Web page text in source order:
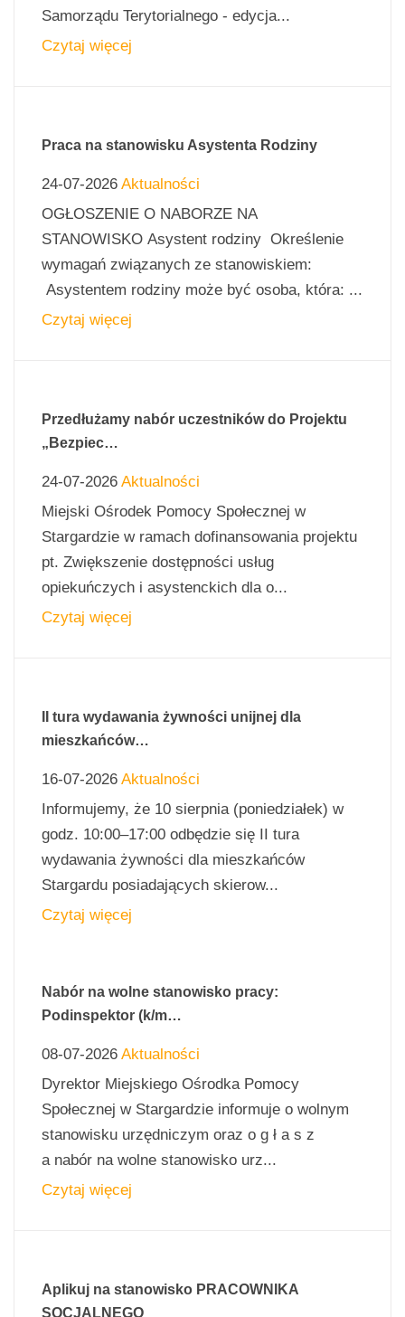
Samorządu Terytorialnego - edycja...
Czytaj więcej
Praca na stanowisku Asystenta Rodziny
24-07-2026 Aktualności
OGŁOSZENIE O NABORZE NA
STANOWISKO Asystent rodziny Określenie
wymagań związanych ze stanowiskiem:
Asystentem rodziny może być osoba, która: ...
Czytaj więcej
Przedłużamy nabór uczestników do Projektu
„Bezpiec…
24-07-2026 Aktualności
Miejski Ośrodek Pomocy Społecznej w
Stargardzie w ramach dofinansowania projektu
pt. Zwiększenie dostępności usług
opiekuńczych i asystenckich dla o...
Czytaj więcej
II tura wydawania żywności unijnej dla
mieszkańców…
16-07-2026 Aktualności
Informujemy, że 10 sierpnia (poniedziałek) w
godz. 10:00–17:00 odbędzie się II tura
wydawania żywności dla mieszkańców
Stargardu posiadających skierow...
Czytaj więcej
Nabór na wolne stanowisko pracy:
Podinspektor (k/m…
08-07-2026 Aktualności
Dyrektor Miejskiego Ośrodka Pomocy
Społecznej w Stargardzie informuje o wolnym
stanowisku urzędniczym oraz o g ł a s z
a nabór na wolne stanowisko urz...
Czytaj więcej
Aplikuj na stanowisko PRACOWNIKA
SOCJALNEGO